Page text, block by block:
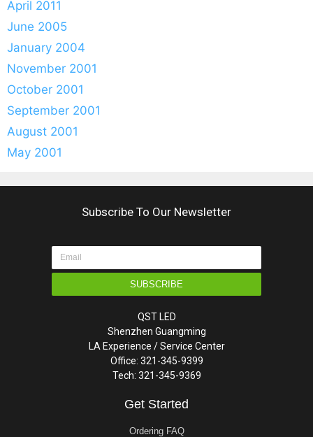
April 2011
June 2005
January 2004
November 2001
October 2001
September 2001
August 2001
May 2001
Subscribe To Our Newsletter
SUBSCRIBE
QST LED
Shenzhen Guangming
LA Experience / Service Center
Office: 321-345-9399
Tech: 321-345-9369
Get Started
Ordering FAQ